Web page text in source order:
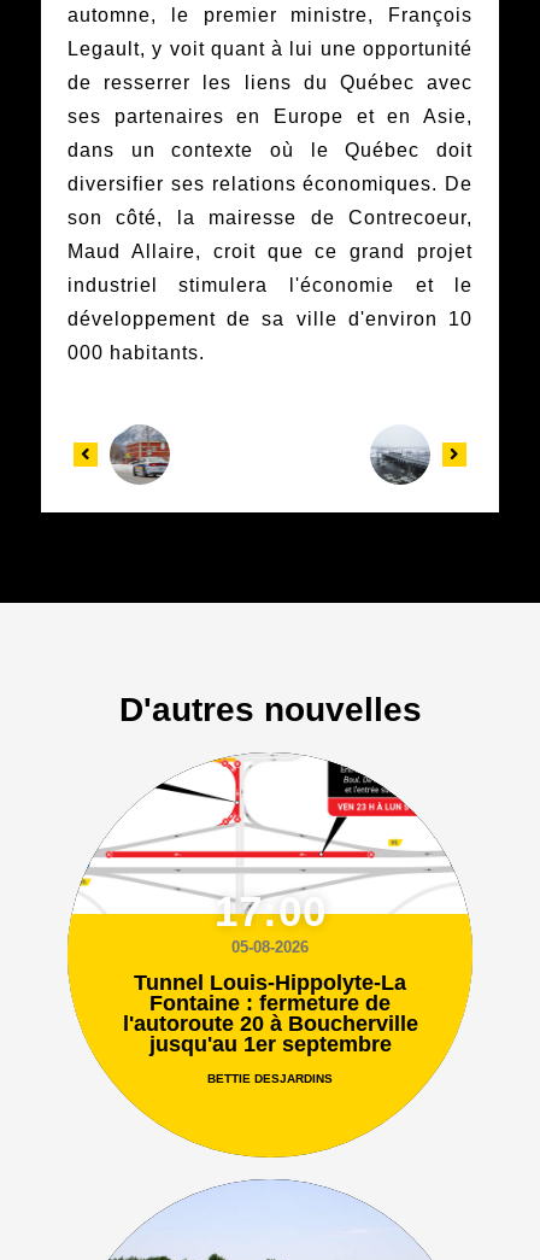
automne, le premier ministre, François
Legault, y voit quant à lui une opportunité
de resserrer les liens du Québec avec
ses partenaires en Europe et en Asie,
dans un contexte où le Québec doit
diversifier ses relations économiques. De
son côté, la mairesse de Contrecoeur,
Maud Allaire, croit que ce grand projet
industriel stimulera l'économie et le
développement de sa ville d'environ 10
000 habitants.
D'autres nouvelles
17:00
05-08-2026
Tunnel Louis-Hippolyte-La
Fontaine : fermeture de
l'autoroute 20 à Boucherville
jusqu'au 1er septembre
BETTIE DESJARDINS